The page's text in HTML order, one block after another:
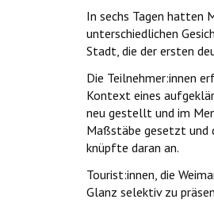
In sechs Tagen hatten
unterschiedlichen
Stadt, die der ersten
Die Teilnehmer:innen
Kontext eines
neu gestellt und im
Maßstäbe gesetzt und
knüpfte daran an.
Tourist:innen, die
Glanz selektiv zu